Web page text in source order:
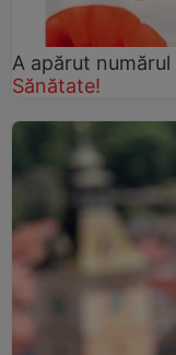
A apărut
Sănătate!